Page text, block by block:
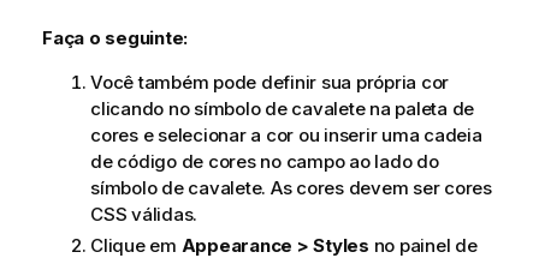
Faça o seguinte:
Você também pode definir sua própria cor
clicando no símbolo de cavalete na paleta de
cores e selecionar a cor ou inserir uma cadeia
de código de cores no campo ao lado do
símbolo de cavalete. As cores devem ser cores
CSS válidas.
Clique em Appearance > Styles no painel de